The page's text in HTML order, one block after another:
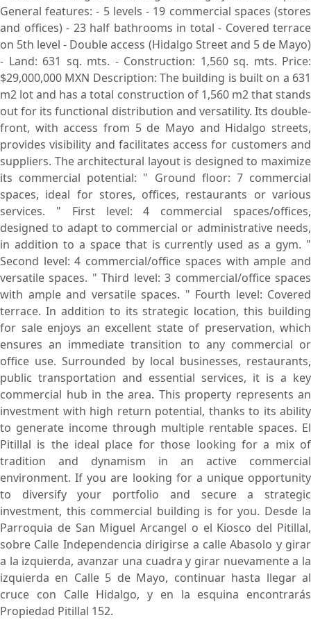
General features: - 5 levels - 19 commercial spaces (stores
and offices) - 23 half bathrooms in total - Covered terrace
on 5th level - Double access (Hidalgo Street and 5 de Mayo)
- Land: 631 sq. mts. - Construction: 1,560 sq. mts. Price:
$29,000,000 MXN Description: The building is built on a 631
m2 lot and has a total construction of 1,560 m2 that stands
out for its functional distribution and versatility. Its double-
front, with access from 5 de Mayo and Hidalgo streets,
provides visibility and facilitates access for customers and
suppliers. The architectural layout is designed to maximize
its commercial potential: " Ground floor: 7 commercial
spaces, ideal for stores, offices, restaurants or various
services. " First level: 4 commercial spaces/offices,
designed to adapt to commercial or administrative needs,
in addition to a space that is currently used as a gym. "
Second level: 4 commercial/office spaces with ample and
versatile spaces. " Third level: 3 commercial/office spaces
with ample and versatile spaces. " Fourth level: Covered
terrace. In addition to its strategic location, this building
for sale enjoys an excellent state of preservation, which
ensures an immediate transition to any commercial or
office use. Surrounded by local businesses, restaurants,
public transportation and essential services, it is a key
commercial hub in the area. This property represents an
investment with high return potential, thanks to its ability
to generate income through multiple rentable spaces. El
Pitillal is the ideal place for those looking for a mix of
tradition and dynamism in an active commercial
environment. If you are looking for a unique opportunity
to diversify your portfolio and secure a strategic
investment, this commercial building is for you. Desde la
Parroquia de San Miguel Arcangel o el Kiosco del Pitillal,
sobre Calle Independencia dirigirse a calle Abasolo y girar
a la izquierda, avanzar una cuadra y girar nuevamente a la
izquierda en Calle 5 de Mayo, continuar hasta llegar al
cruce con Calle Hidalgo, y en la esquina encontrarás
Propiedad Pitillal 152.